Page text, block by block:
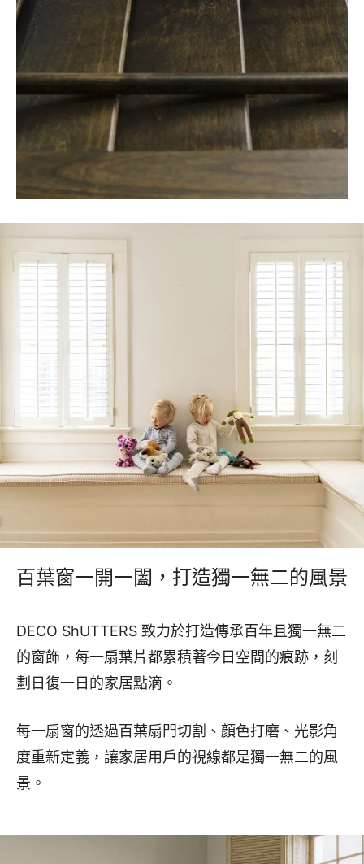
百葉窗一開一闔，打造獨一無二的風景
DECO ShUTTERS 致力於打造傳承百年且獨一無二
的窗飾，每一扇葉片都累積著今日空間的痕跡，刻
劃日復一日的家居點滴。
每一扇窗的透過百葉扇門切割、顏色打磨、光影角
度重新定義，讓家居用戶的視線都是獨一無二的風
景。